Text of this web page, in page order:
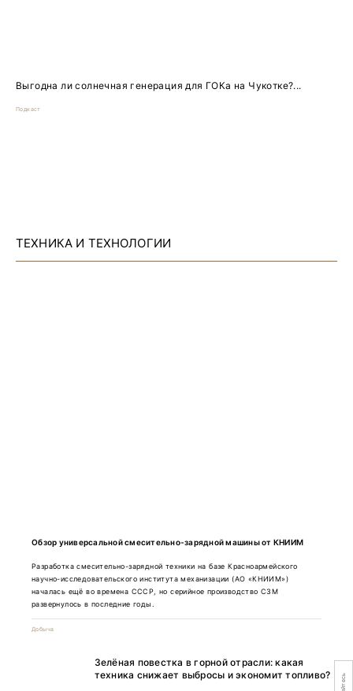
Выгодна ли солнечная генерация для ГОКа на Чукотке?...
Подкаст
ТЕХНИКА И ТЕХНОЛОГИИ
Обзор универсальной смесительно-зарядной машины от КНИИМ
Разработка смесительно-зарядной техники на базе Красноармейского
научно-исследовательского института механизации (АО «КНИИМ»)
началась ещё во времена СССР, но серийное производство СЗМ
развернулось в последние годы.
Добыча
Зелёная повестка в горной отрасли: какая
техника снижает выбросы и экономит топливо?